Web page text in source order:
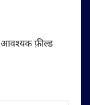
आवश्यक फ़ील्ड